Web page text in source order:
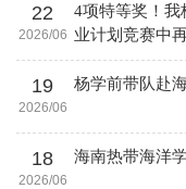
22
2026/06
4项特等奖！我
业计划竞赛中
19
2026/06
杨学前带队赴
18
2026/06
海南热带海洋